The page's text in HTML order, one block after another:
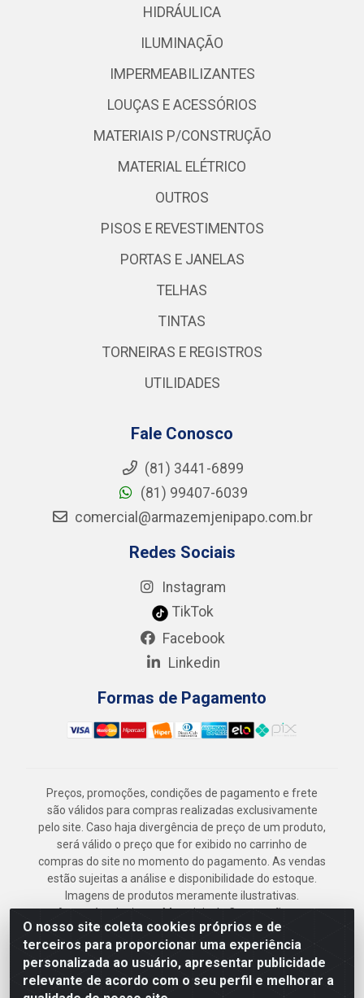
O nosso site coleta cookies próprios e de
terceiros para proporcionar uma experiência
personalizada ao usuário, apresentar publicidade
relevante de acordo com o seu perfil e melhorar a
HIDRÁULICA
ILUMINAÇÃO
IMPERMEABILIZANTES
LOUÇAS E ACESSÓRIOS
MATERIAIS P/CONSTRUÇÃO
MATERIAL ELÉTRICO
OUTROS
PISOS E REVESTIMENTOS
PORTAS E JANELAS
TELHAS
TINTAS
TORNEIRAS E REGISTROS
UTILIDADES
Fale Conosco
(81) 3441-6899
(81) 99407-6039
comercial@armazemjenipapo.com.br
Redes Sociais
Instagram
TikTok
Facebook
Linkedin
Formas de Pagamento
Preços, promoções, condições de pagamento e frete
são válidos para compras realizadas exclusivamente
pelo site. Caso haja divergência de preço de um produto,
será válido o preço que for exibido no carrinho de
compras do site no momento do pagamento. As vendas
estão sujeitas a análise e disponibilidade do estoque.
Imagens de produtos meramente ilustrativas.
Armazém Jenipapo Materiais de Construção em
Geral LTDA - Rua das Flores, 2691 - Guabiraba,
Recife/PE - CEP 52.291-630 - CNPJ
41.097.379/0001-